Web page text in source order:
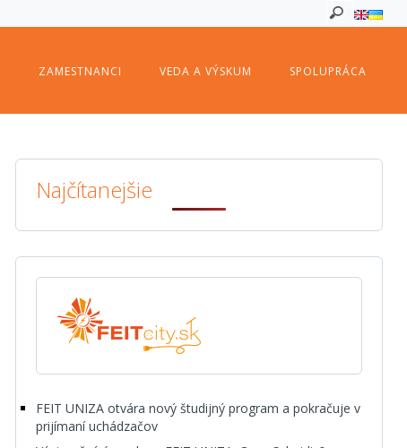
ZAMESTNANCI VEDA A VÝSKUM SPOLUPRÁCA
Najčítanejšie
FEIT UNIZA otvára nový študijný program a pokračuje v
prijímaní uchádzačov